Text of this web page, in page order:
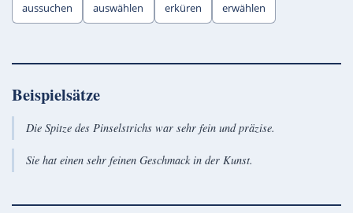
aussuchen auswählen erküren erwählen
Beispielsätze
Die Spitze des Pinselstrichs war sehr fein und präzise.
Sie hat einen sehr feinen Geschmack in der Kunst.